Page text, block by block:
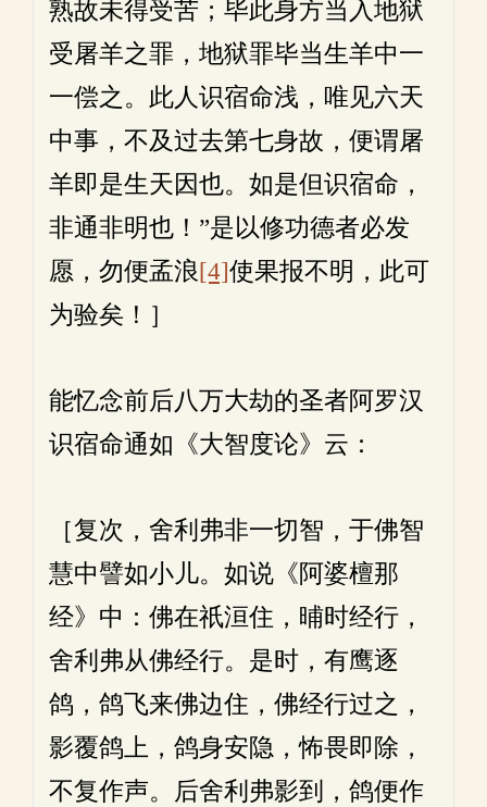
熟故未得受苦；毕此身方当入地狱
受屠羊之罪，地狱罪毕当生羊中一
一偿之。此人识宿命浅，唯见六天
中事，不及过去第七身故，便谓屠
羊即是生天因也。如是但识宿命，
非通非明也！”是以修功德者必发
愿，勿便孟浪[4]使果报不明，此可
为验矣！］
能忆念前后八万大劫的圣者阿罗汉
识宿命通如《大智度论》云：
［复次，舍利弗非一切智，于佛智
慧中譬如小儿。如说《阿婆檀那
经》中：佛在祇洹住，晡时经行，
舍利弗从佛经行。是时，有鹰逐
鸽，鸽飞来佛边住，佛经行过之，
影覆鸽上，鸽身安隐，怖畏即除，
不复作声。后舍利弗影到，鸽便作